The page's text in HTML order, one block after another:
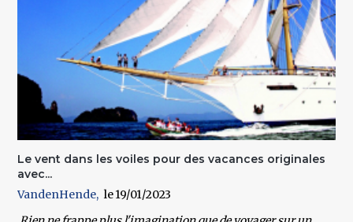
Le vent dans les voiles pour des vacances originales
avec...
VandenHende
19/01/2023